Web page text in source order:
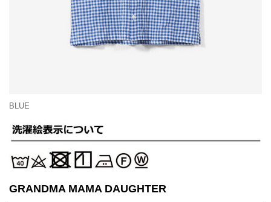
BLUE
GRANDMA MAMA DAUGHTER